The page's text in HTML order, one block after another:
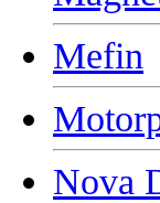
Mefin
Nova